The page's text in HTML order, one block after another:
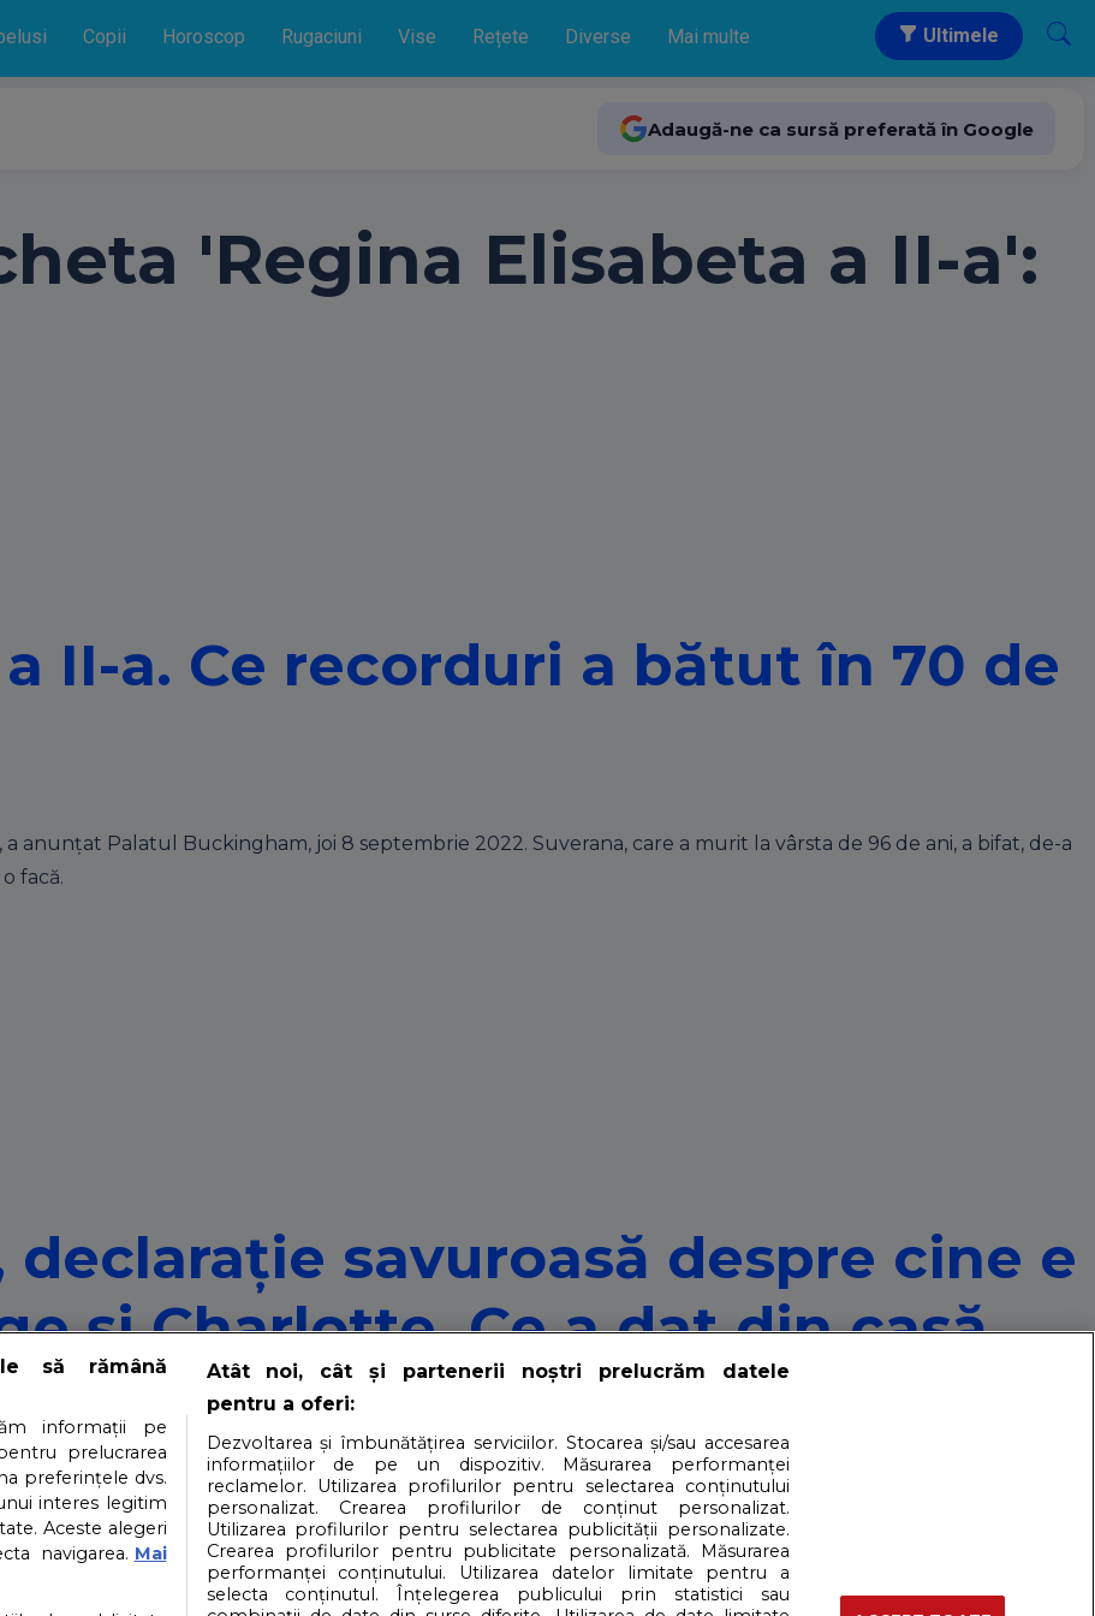
Copii Horoscop Rugaciuni Vise Rețete Diverse Mai multe Ultimele
Adaugă-ne ca sursă preferată în Google
'Regina Elisabeta a II-a':
II-a. Ce recorduri a bătut în 70 de
a anunțat Palatul Buckingham, joi 8 septembrie 2022. Suverana, care a murit la vârsta de 96 de ani, a bifat, de-a
facă.
declarație savuroasă despre cine e
și Charlotte. Ce a dat din casă
unde a legat o conversație cu o fetiță. Mai mult, chiar a ”dat din casă”, ar spune unii, pentru că a făcut referiri
să rămână
informații pe
prelucrarea
preferințele dvs.
interes legitim
Aceste alegeri
navigarea. Mai
Atât noi, cât și partenerii noștri prelucrăm datele
pentru a oferi:
Dezvoltarea și îmbunătățirea serviciilor. Stocarea și/sau accesarea
informațiilor de pe un dispozitiv. Măsurarea performanței
reclamelor. Utilizarea profilurilor pentru selectarea conținutului
personalizat. Crearea profilurilor de conținut personalizat.
Utilizarea profilurilor pentru selectarea publicității personalizate.
Crearea profilurilor pentru publicitate personalizată. Măsurarea
performanței conținutului. Utilizarea datelor limitate pentru a
selecta conținutul. Înțelegerea publicului prin statistici sau